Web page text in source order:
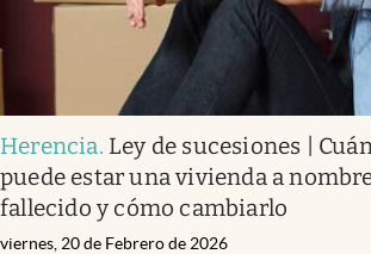
Herencia. Ley de sucesiones |
puede estar una vivienda a
fallecido y cómo cambiarlo
viernes, 20 de Febrero de 2026